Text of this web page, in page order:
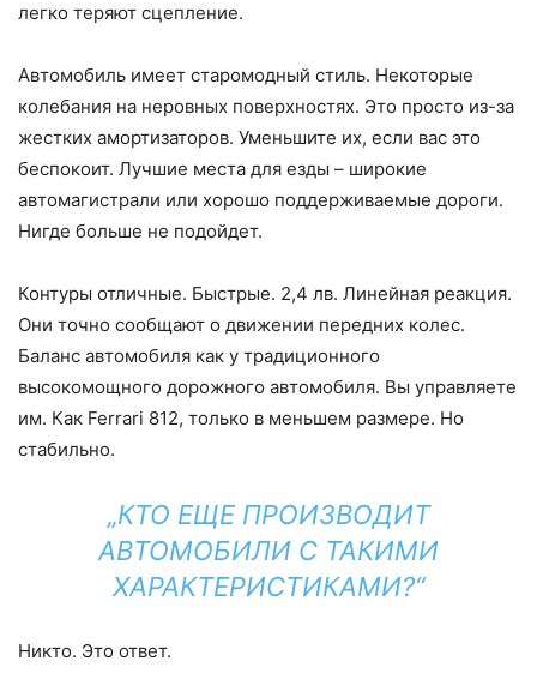
легко теряют сцепление.
Автомобиль имеет старомодный стиль. Некоторые
колебания на неровных поверхностях. Это просто из-за
жестких амортизаторов. Уменьшите их, если вас это
беспокоит. Лучшие места для езды – широкие
автомагистрали или хорошо поддерживаемые дороги.
Нигде больше не подойдет.
Контуры отличные. Быстрые. 2,4 лв. Линейная реакция.
Они точно сообщают о движении передних колес.
Баланс автомобиля как у традиционного
высокомощного дорожного автомобиля. Вы управляете
им. Как Ferrari 812, только в меньшем размере. Но
стабильно.
„КТО ЕЩЕ ПРОИЗВОДИТ
АВТОМОБИЛИ С ТАКИМИ
ХАРАКТЕРИСТИКАМИ?“
Никто. Это ответ.